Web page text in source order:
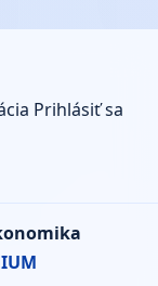
Prihlásiť sa